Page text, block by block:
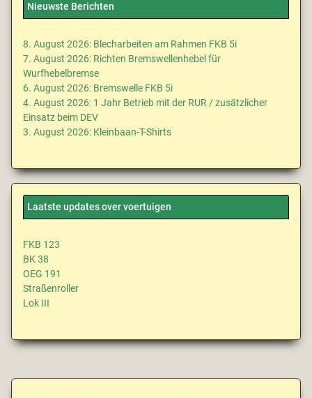
Nieuwste Berichten
8. August 2026: Blecharbeiten am Rahmen FKB 5i
7. August 2026: Richten Bremswellenhebel für
Wurfhebelbremse
6. August 2026: Bremswelle FKB 5i
4. August 2026: 1 Jahr Betrieb mit der RUR / zusätzlicher
Einsatz beim DEV
3. August 2026: Kleinbaan-T-Shirts
Laatste updates over voertuigen
FKB 123
BK 38
OEG 191
Straßenroller
Lok III